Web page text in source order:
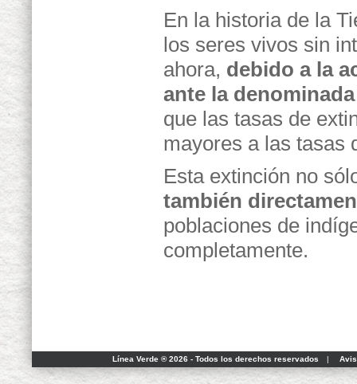
En la historia de la
los seres vivos sin
ahora, debido a la
ante la denominada
que las tasas de
mayores a las tasas
Esta extinción no
también
poblaciones de
completamente.
Línea Verde ® 2026 - Todos los derechos reservados |